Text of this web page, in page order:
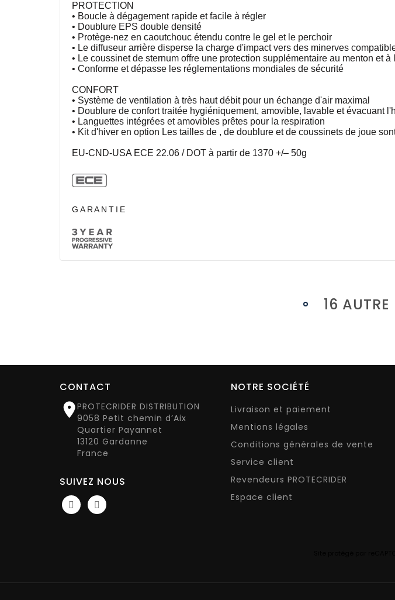
PROTECTION
• Boucle à dégagement rapide et facile à régler
• Doublure EPS double densité
• Protège-nez en caoutchouc étendu contre le gel et le perchoir
• Le diffuseur arrière disperse la charge d'impact vers des minerves
• Le coussinet de sternum offre une protection supplémentaire au menton et
• Conforme et dépasse les réglementations mondiales de sécurité
CONFORT
• Système de ventilation à très haut débit pour un échange d'air maximal
• Doublure de confort traitée hygiéniquement, amovible, lavable et évacuant
• Languettes intégrées et amovibles prêtes pour la respiration
• Kit d'hiver en option Les tailles de , de doublure et de coussinets de joue
EU-CND-USA ECE 22.06 / DOT à partir de 1370 +/– 50g
GARANTIE
16
CONTACT
PROTECRIDER DISTRIBUTION
9058 Petit chemin d’Aix
Quartier Payannet
13120 Gardanne
France
SUIVEZ NOUS
NOTRE SOCIÉTÉ
Livraison et paiement
Mentions légales
Conditions générales de vente
Service client
Revendeurs PROTECRIDER
Espace client